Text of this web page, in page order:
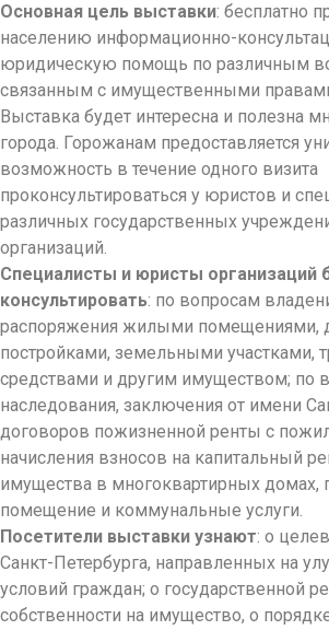
Основная цель выставки: бесплатно
населению информационно-
юридическую помощь по различным
связанным с имущественными
Выставка будет интересна и полезна
города. Горожанам предоставляется
возможность в течение одного визита
проконсультироваться у юристов и
различных государственных
организаций.
Специалисты и юристы организаций
консультировать: по вопросам
распоряжения жилыми помещениями,
постройками, земельными участками,
средствами и другим имуществом; по
наследования, заключения от имени
договоров пожизненной ренты с
начисления взносов на капитальный
имущества в многоквартирных домах,
помещение и коммунальные услуги.
Посетители выставки узнают: о
Санкт-Петербурга, направленных на
условий граждан; о государственной
собственности на имущество, о